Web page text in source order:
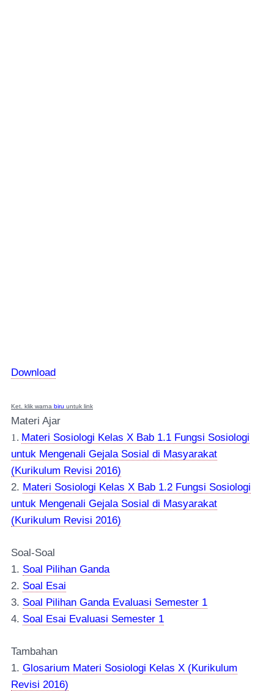
Download
Ket. klik warna biru untuk link
Materi Ajar
1. Materi Sosiologi Kelas X Bab 1.1 Fungsi Sosiologi
untuk Mengenali Gejala Sosial di Masyarakat
(Kurikulum Revisi 2016)
2. Materi Sosiologi Kelas X Bab 1.2 Fungsi Sosiologi
untuk Mengenali Gejala Sosial di Masyarakat
(Kurikulum Revisi 2016)
Soal-Soal
1. Soal Pilihan Ganda
2. Soal Esai
3. Soal Pilihan Ganda Evaluasi Semester 1
4. Soal Esai Evaluasi Semester 1
Tambahan
1. Glosarium Materi Sosiologi Kelas X (Kurikulum
Revisi 2016)